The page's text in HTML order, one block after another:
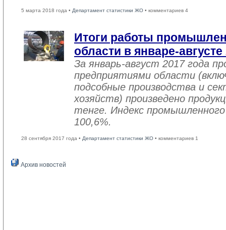
5 марта 2018 года • Департамент статистики ЖО • комментариев 4
Итоги работы
области в январе-августе
За январь-август 2017 года
предприятиями области
подсобные производства и
хозяйств) произведено
тенге. Индекс
100,6%.
28 сентября 2017 года • Департамент статистики ЖО • комментариев 1
Архив новостей